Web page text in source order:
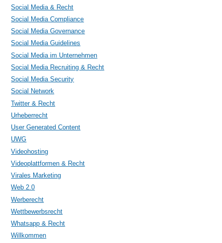
Social Media & Recht
Social Media Compliance
Social Media Governance
Social Media Guidelines
Social Media im Unternehmen
Social Media Recruiting & Recht
Social Media Security
Social Network
Twitter & Recht
Urheberrecht
User Generated Content
UWG
Videohosting
Videoplattformen & Recht
Virales Marketing
Web 2.0
Werberecht
Wettbewerbsrecht
Whatsapp & Recht
Willkommen